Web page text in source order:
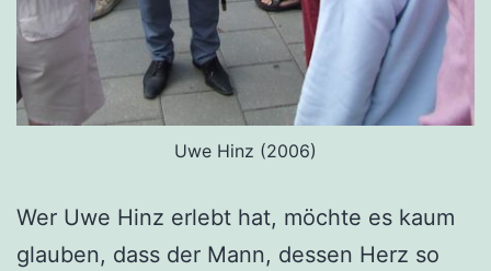
Uwe Hinz (2006)
Wer Uwe Hinz erlebt hat, möchte es kaum
glauben, dass der Mann, dessen Herz so